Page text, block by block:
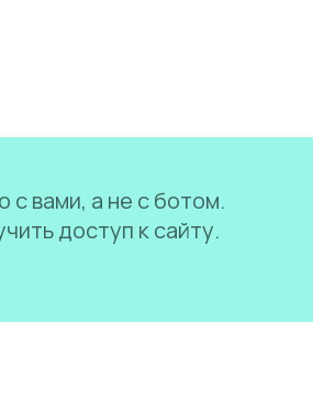
вами, а не с ботом.
доступ к сайту.